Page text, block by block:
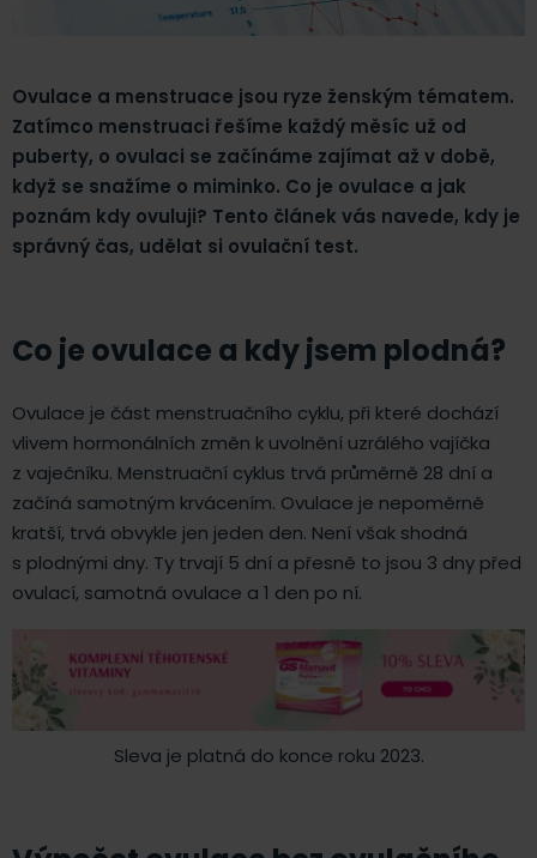
Ovulace a menstruace jsou ryze ženským tématem.
Zatímco menstruaci řešíme každý měsíc už od
puberty, o ovulaci se začínáme zajímat až v době,
když se snažíme o miminko. Co je ovulace a jak
poznám kdy ovuluji? Tento článek vás navede, kdy je
správný čas, udělat si ovulační test.
Co je ovulace a kdy jsem plodná?
Ovulace je část menstruačního cyklu, při které dochází
vlivem hormonálních změn k uvolnění uzrálého vajíčka
z vaječníku. Menstruační cyklus trvá průměrně 28 dní a
začíná samotným krvácením. Ovulace je nepoměrně
kratší, trvá obvykle jen jeden den. Není však shodná
s plodnými dny. Ty trvají 5 dní a přesně to jsou 3 dny před
ovulací, samotná ovulace a 1 den po ní.
Sleva je platná do konce roku 2023.